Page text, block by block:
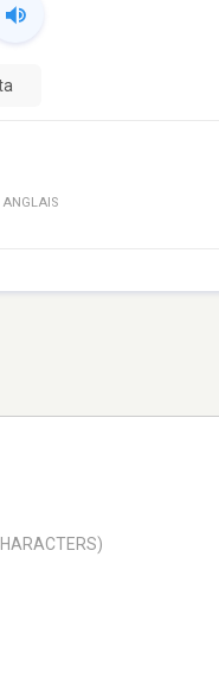
ANGLAIS